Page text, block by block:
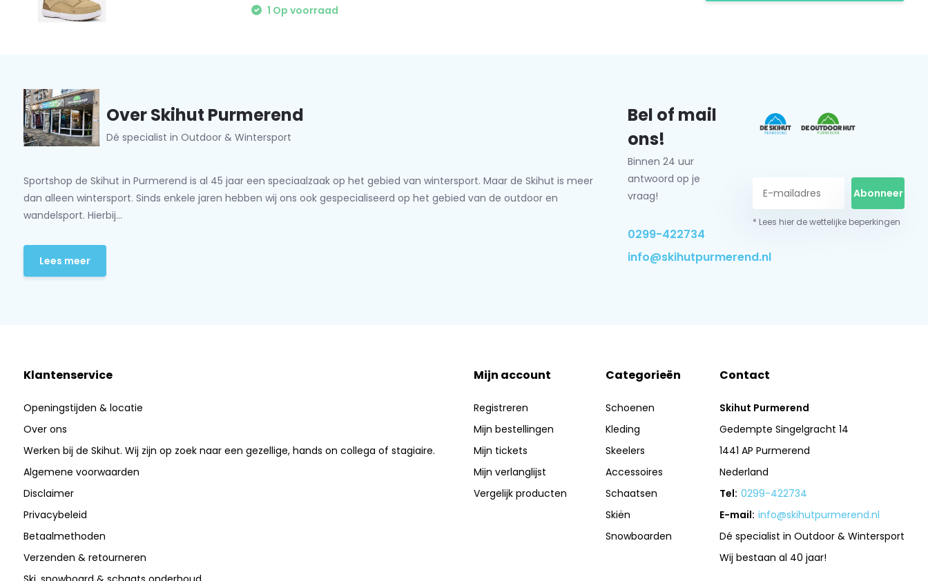
te verminderen.
1 Op voorraad
Over Skihut Purmerend
Dé specialist in Outdoor & Wintersport
Sportshop de Skihut in Purmerend is al 45 jaar een speciaalzaak op het gebied van wintersport. Maar de Skihut is meer
dan alleen wintersport. Sinds enkele jaren hebben wij ons ook gespecialiseerd op het gebied van de outdoor en
wandelsport. Hierbij...
Lees meer
Bel of mail
ons!
Binnen 24 uur
antwoord op je
vraag!
0299-422734
info@skihutpurmerend.nl
Abonneer
* Lees hier de wettelijke beperkingen
Klantenservice
Openingstijden & locatie
Over ons
Werken bij de Skihut. Wij zijn op zoek naar een gezellige, hands on collega of stagiaire.
Algemene voorwaarden
Disclaimer
Privacybeleid
Betaalmethoden
Verzenden & retourneren
Mijn account
Registreren
Mijn bestellingen
Mijn tickets
Mijn verlanglijst
Vergelijk producten
Categorieën
Schoenen
Kleding
Skeelers
Accessoires
Schaatsen
Skiën
Snowboarden
Contact
Skihut Purmerend
Gedempte Singelgracht 14
1441 AP Purmerend
Nederland
Tel: 0299-422734
E-mail: info@skihutpurmerend.nl
Dé specialist in Outdoor & Wintersport
Wij bestaan al 40 jaar!